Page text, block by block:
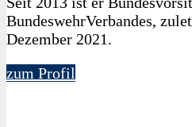
BundeswehrVerbandes,
Dezember 2021.
zum Profil